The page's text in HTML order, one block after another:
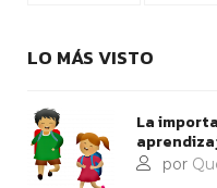
LO MÁS VISTO
La
por